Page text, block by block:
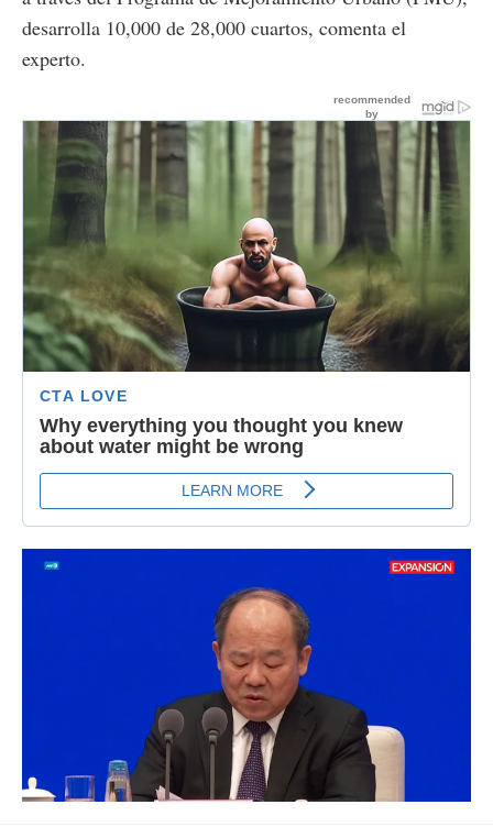
desarrolla 10,000 de 28,000 cuartos, comenta el
experto.
Unmute Loaded
100.00%